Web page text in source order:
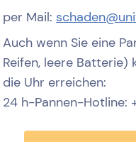
per Mail:
Auch wenn Sie eine
Reifen, leere Batterie)
die Uhr erreichen:
24 h-Pannen-Hotline: